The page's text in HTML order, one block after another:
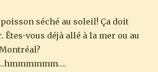
poisson séché au soleil! Ça doit
Êtes-vous déjà allé à la mer ou au